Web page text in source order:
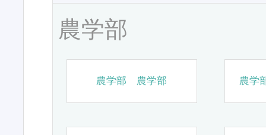
農学部
農学部 農学部 農学